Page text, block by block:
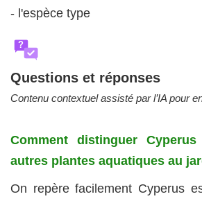
- l'espèce type
?
Questions et réponses
Contenu contextuel assisté par l’IA pour
Comment distinguer
autres plantes aquatiques au
On repère facilement Cyperus